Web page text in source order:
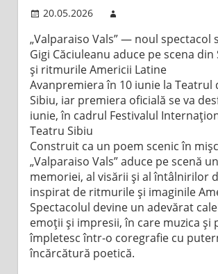
20.05.2026
„Valparaiso Vals” — noul spectacol
Gigi Căciuleanu aduce pe scena din
și ritmurile Americii Latine
Avanpremiera în 10 iunie la Teatrul
Sibiu, iar premiera oficială se va
iunie, în cadrul Festivalul
Teatru Sibiu
Construit ca un poem scenic în
„Valparaiso Vals” aduce pe scenă
memoriei, al visării și al întâlnirilor
inspirat de ritmurile și imaginile
Spectacolul devine un adevărat
emoții și impresii, în care muzica și
împletesc într-o coregrafie cu
încărcătură poetică.